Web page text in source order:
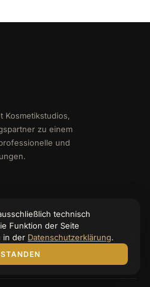
Kosmetikstudios,
zu einem
und
technisch
Funktion der Seite
in der Datenschutzerklärung.